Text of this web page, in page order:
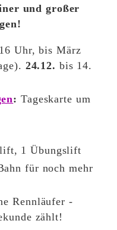
und großer
Uhr, bis März
24.12. bis 14.
:Tageskarte um
1 Übungslift
für noch mehr
Rennläufer -
zählt!